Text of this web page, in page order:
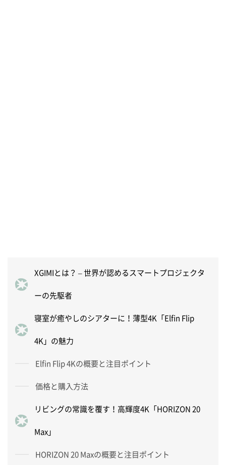
XGIMIとは？ – 世界が認めるスマートプロジェクタ
ーの先駆者
寝室が癒やしのシアターに！薄型4K「Elfin Flip
4K」の魅力
Elfin Flip 4Kの概要と注目ポイント
価格と購入方法
リビングの常識を覆す！高輝度4K「HORIZON 20
Max」
HORIZON 20 Maxの概要と注目ポイント